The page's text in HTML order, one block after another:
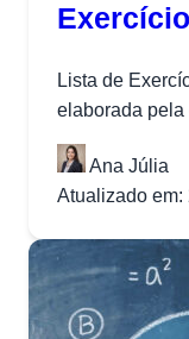
Lista de
elaborada
Projeto Rumo
Ana Júlia
Atualizado em: